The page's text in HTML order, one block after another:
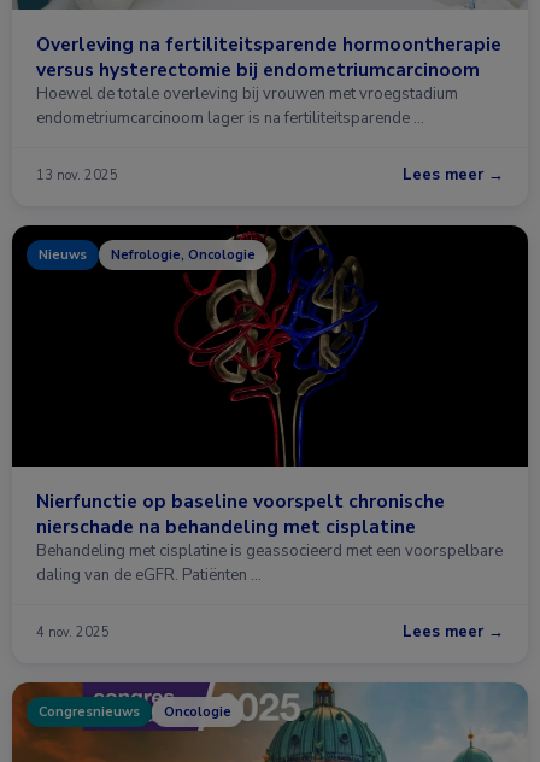
Overleving na fertiliteitsparende hormoontherapie
versus hysterectomie bij endometriumcarcinoom
Hoewel de totale overleving bij vrouwen met vroegstadium
endometriumcarcinoom lager is na fertiliteitsparende …
13 nov. 2025 Lees meer →
Nieuws Nefrologie, Oncologie
Nierfunctie op baseline voorspelt chronische
nierschade na behandeling met cisplatine
Behandeling met cisplatine is geassocieerd met een voorspelbare
daling van de eGFR. Patiënten …
4 nov. 2025 Lees meer →
Congresnieuws Oncologie